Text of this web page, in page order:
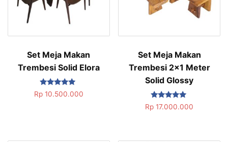
Set Meja Makan
Trembesi Solid Elora
Dinilai
5.00
Rp10.500.000
Set Meja Makan
Trembesi 2×1 Meter
Solid Glossy
Dinilai
5.00
Rp 17.000.000